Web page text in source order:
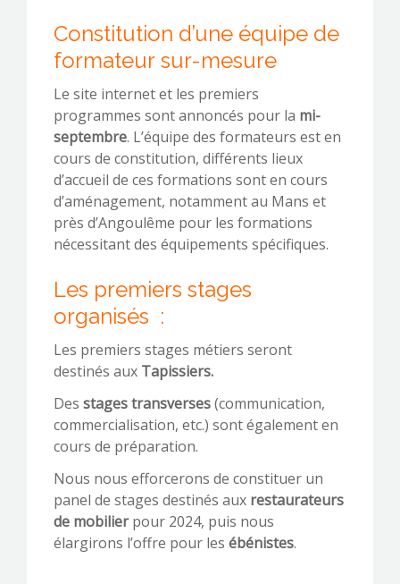
Constitution d’une équipe de
formateur sur-mesure
Le site internet et les premiers
programmes sont annoncés pour la mi-
septembre. L’équipe des formateurs est en
cours de constitution, différents lieux
d’accueil de ces formations sont en cours
d’aménagement, notamment au Mans et
près d’Angoulême pour les formations
nécessitant des équipements spécifiques.
Les premiers stages
organisés :
Les premiers stages métiers seront
destinés aux Tapissiers.
Des stages transverses(communication,
commercialisation, etc.) sont également en
cours de préparation.
Nous nous efforcerons de constituer un
panel de stages destinés aux restaurateurs
de mobilierpour 2024, puis nous
élargirons l’offre pour les ébénistes.